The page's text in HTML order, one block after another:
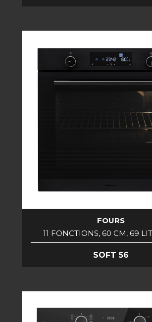
FOURS
11 FONCTIONS, 60 CM, 69
SOFT 56